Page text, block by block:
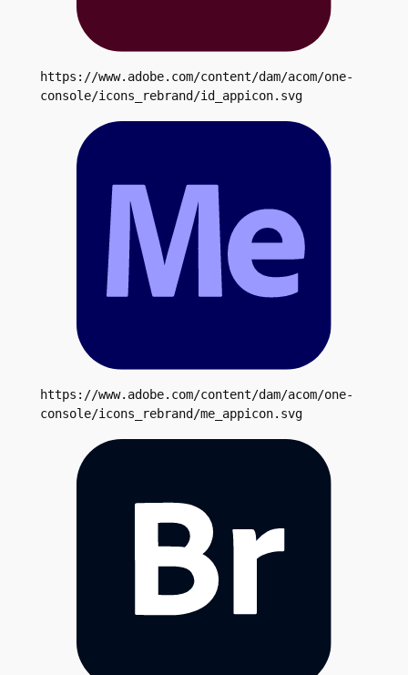
https://www.adobe.com/content/dam/acom/one-
console/icons_rebrand/id_appicon.svg
https://www.adobe.com/content/dam/acom/one-
console/icons_rebrand/me_appicon.svg